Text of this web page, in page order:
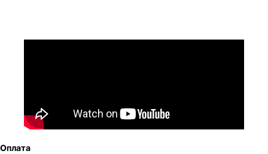
Оплата